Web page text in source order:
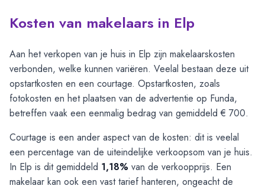
Kosten van makelaars in Elp
Aan het verkopen van je huis in Elp zijn makelaarskosten
verbonden, welke kunnen variëren. Veelal bestaan deze uit
opstartkosten en een courtage. Opstartkosten, zoals
fotokosten en het plaatsen van de advertentie op Funda,
betreffen vaak een eenmalig bedrag van gemiddeld € 700.
Courtage is een ander aspect van de kosten: dit is veelal
een percentage van de uiteindelijke verkoopsom van je huis.
In Elp is dit gemiddeld 1,18% van de verkoopprijs. Een
makelaar kan ook een vast tarief hanteren, ongeacht de